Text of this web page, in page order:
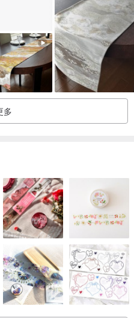
名字好像很恐怖，
节风痛，活血行血。”
所钟爱的天然红染料，天然染料
多